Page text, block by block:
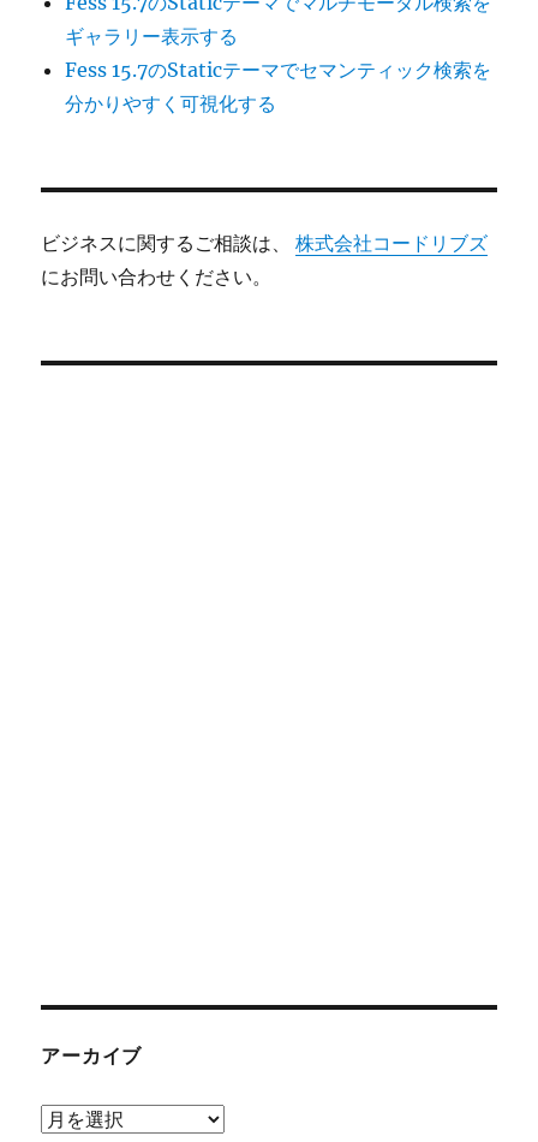
ギャラリー表示する
Fess 15.7のStaticテーマでセマンティック検索を
分かりやすく可視化する
ビジネスに関するご相談は、株式会社コードリブズ
にお問い合わせください。
アーカイブ
ア